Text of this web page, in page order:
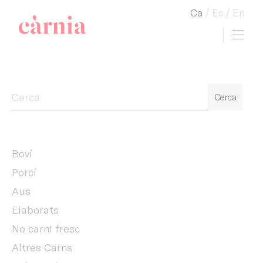
Ca Es En
Cerca
Boví
Porcí
Aus
Elaborats
No carni fresc
Altres Carns